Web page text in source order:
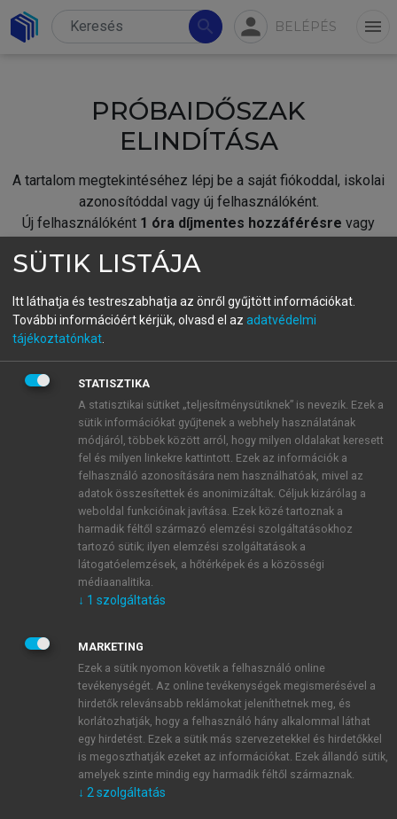
search person BELÉPÉS menu
PRÓBAIDŐSZAK
ELINDÍTÁSA
A tartalom megtekintéséhez lépj be a saját fiókoddal, iskolai
azonosítóddal vagy új felhasználóként.
Új felhasználóként 1 óra díjmentes hozzáférésre vagy
fiókoddal,vagy hozz létre új fiókot.
A regisztráció után apróbaidőszakautomatikusan
BELÉPÉS SAJÁT FIÓKKAL
ÚJ FIÓK LÉTREHOZÁSA
1 óra díjmentes hozzáférés
E-MAIL-CÍM
JELSZÓ
JELSZÓ ÚJRA
Kérek értesítést a MeRSZ újdonságairól, akcióiról.
Kérek értesítést az Akadémiai Kiadó Zrt. újdonságairól,
SÜTIK LISTÁJA
Itt láthatja és testreszabhatja az önről gyűjtött információkat.
További információért kérjük, olvasd el az adatvédelmi
tájékoztatónkat
STATISZTIKA
A statisztikai sütiket „teljesítménysütiknek” is nevezik. Ezek a
sütik információkat gyűjtenek a webhely használatának
módjáról, többek között arról, hogy milyen oldalakat keresett
fel és milyen linkekre kattintott. Ezek az információk a
felhasználó azonosítására nem használhatóak, mivel az
adatok összesítettek és anonimizáltak. Céljuk kizárólag a
weboldal funkcióinak javítása. Ezek közé tartoznak a
harmadik féltől származó elemzési szolgáltatásokhoz
tartozó sütik; ilyen elemzési szolgáltatások a
látogatóelemzések, a hőtérképek és a közösségi
médiaanalitika.
↓ 1 szolgáltatás
MARKETING
Ezek a sütik nyomon követik a felhasználó online
tevékenységét. Az online tevékenységek megismerésével a
hirdetők relevánsabb reklámokat jeleníthetnek meg, és
korlátozhatják, hogy a felhasználó hány alkalommal láthat
egy hirdetést. Ezek a sütik más szervezetekkel és hirdetőkkel
is megoszthatják ezeket az információkat. Ezek állandó sütik,
amelyek szinte mindig egy harmadik féltől származnak.
↓ 2 szolgáltatás